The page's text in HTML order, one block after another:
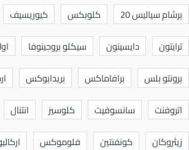
برشام سياليس 20 كلوبكس كيوريسيف
ترايتون
دايسينون سيكلو بروجينوفا
برونتو بلس
برافاماكس بريدابوكس
اتروفنت
سانسوفيت كلوسيز انتنال
زيثروكان
كونفنتين فلوموكس